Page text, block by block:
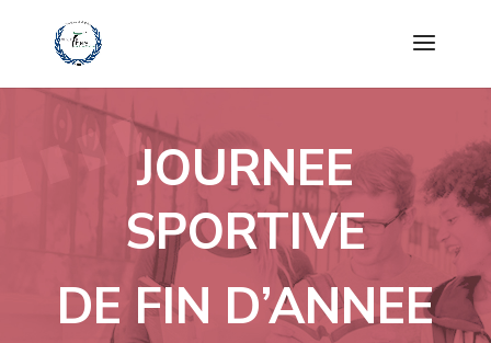
JOURNEE
SPORTIVE
DE FIN D’ANNEE